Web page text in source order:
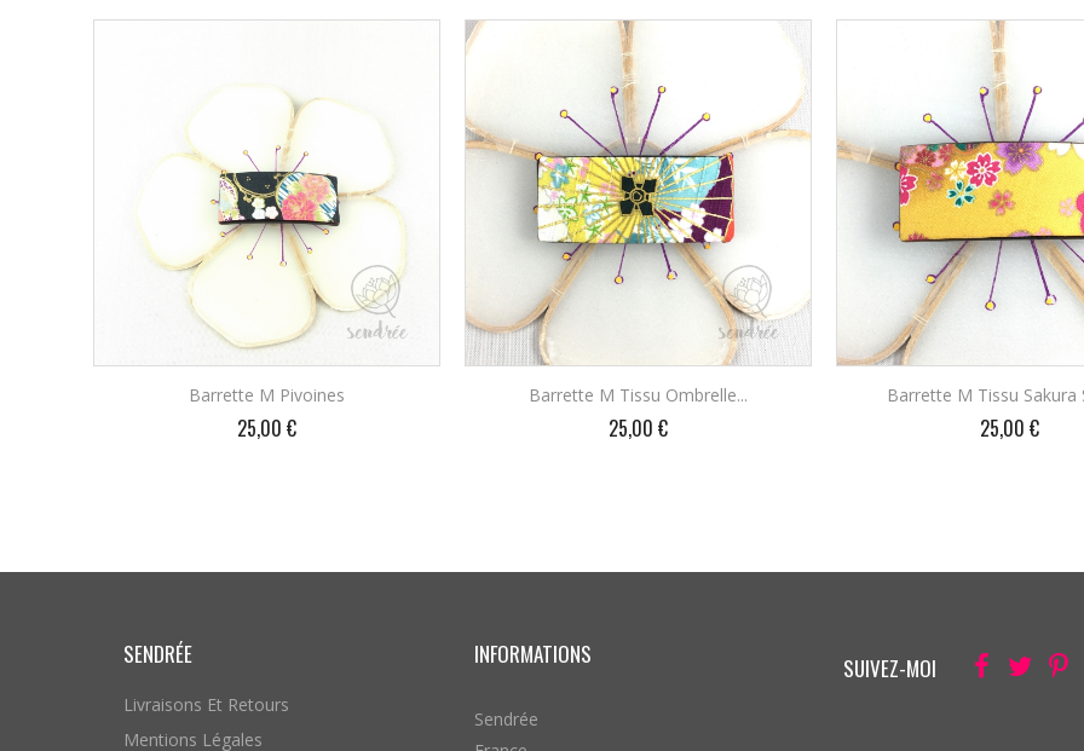
Barrette M Pivoines
Prix
25,00 €
Barrette M Tissu Ombrelle...
Prix
25,00 €
Barrette M Tissu Sakura
Prix
25,00 €
SENDRÉE
Livraisons Et Retours
Mentions Légales
INFORMATIONS
Sendrée
SUIVEZ-MOI Facebook
Twitter